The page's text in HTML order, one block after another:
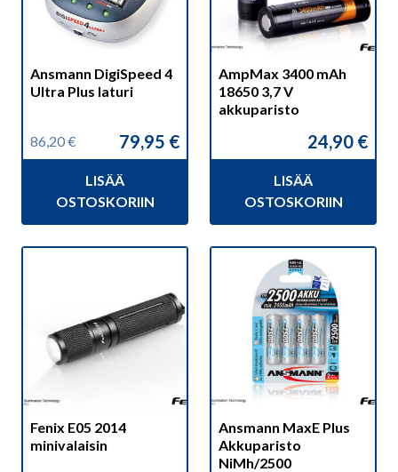
Ansmann DigiSpeed 4
Ultra Plus laturi
86,20€
Alkuperäinen
hinta
86,20 €.
79,95 €
Nykyinen
hinta
79,95 €.
LISÄÄ
OSTOSKORIIN
AmpMax 3400 mAh
18650 3,7 V
akkuparisto
24,90 €
LISÄÄ
OSTOSKORIIN
Fenix E05 2014
minivalaisin
Ansmann MaxE Plus
Akkuparisto
NiMh/2500